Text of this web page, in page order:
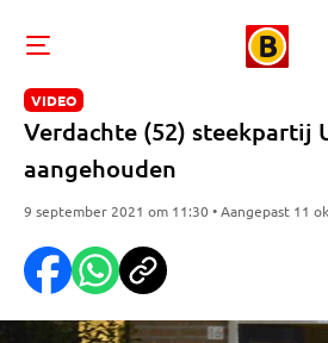
VIDEO
Verdachte (52) steekpartij
aangehouden
9 september 2021 om 11:30 • Aangepast 11